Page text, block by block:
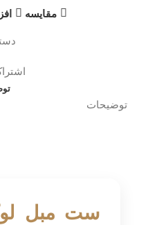
مقایسه
توضیحات
ست مبل